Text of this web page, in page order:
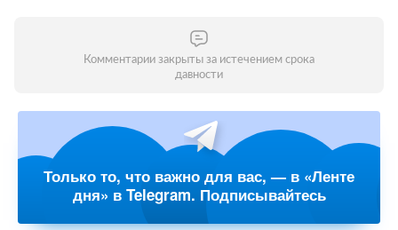
Комментарии закрыты за истечением срока
давности
Только то, что важно для вас, — в «Ленте
дня» в Telegram. Подписывайтесь